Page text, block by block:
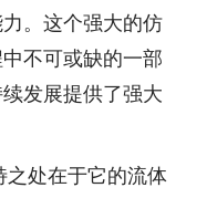
。这个强大的仿
不可或缺的一部
发展提供了强大
之处在于它的流体